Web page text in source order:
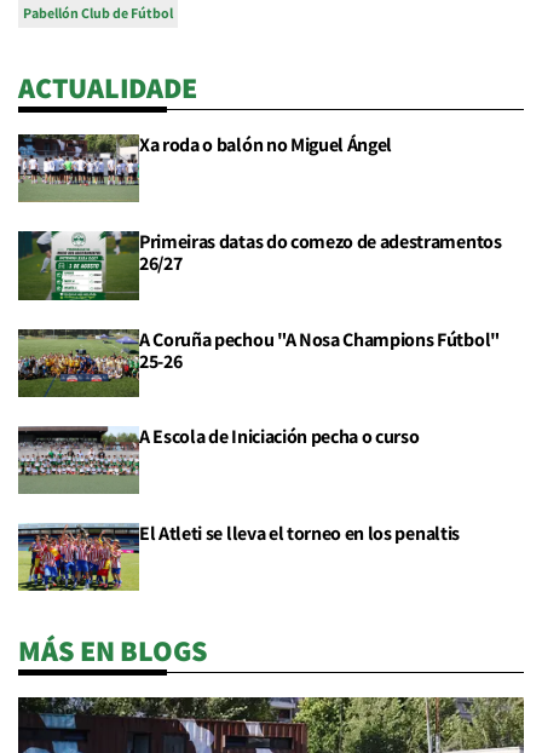
Pabellón Club de Fútbol
ACTUALIDADE
Xa roda o balón no Miguel Ángel
Primeiras datas do comezo de adestramentos
26/27
A Coruña pechou "A Nosa Champions Fútbol"
25-26
A Escola de Iniciación pecha o curso
El Atleti se lleva el torneo en los penaltis
MÁS EN BLOGS